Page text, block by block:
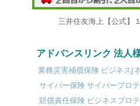
三井住友海上【公式】
アドバンスリンク 法人
業務災害補償保険 ビジネスJ
サイバー保険 サイバープロ
賠償責任保険 ビジネスプロ